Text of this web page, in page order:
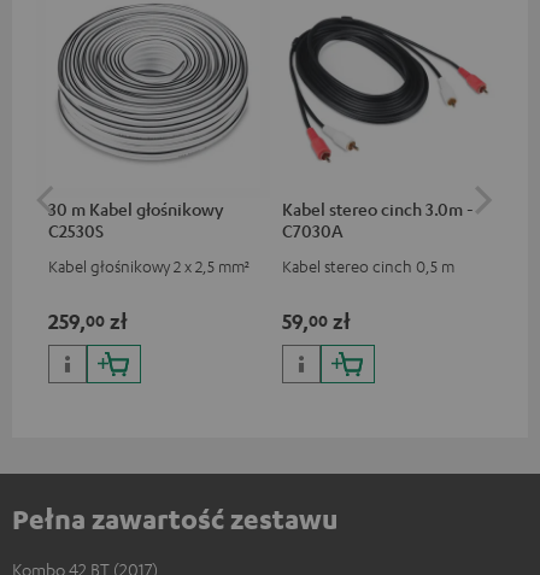
30 m Kabel głośnikowy
C2530S
Kabel głośnikowy 2 x 2,5 mm²
259,00 zł
Kabel stereo cinch 3.0m -
C7030A
Kabel stereo cinch 0,5 m
59,00 zł
Pełna zawartość zestawu
Kombo 42 BT (2017)